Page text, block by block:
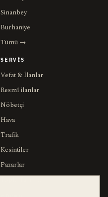
Sinanbey
Burhaniye
Tümü →
SERVIS
Vefat & İlanlar
Resmî ilanlar
Nöbetçi
Hava
Trafik
Kesintiler
Pazarlar